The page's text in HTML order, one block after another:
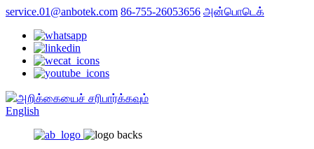
service.01@anbotek.com 86-755-26053656 அன்பொடெக்
அறிக்கையைச் சரிபார்க்கவும்
English